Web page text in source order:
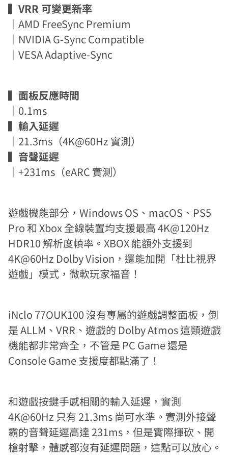
▍VRR 可變更新率
｜AMD FreeSync Premium
｜NVIDIA G-Sync Compatible
｜VESA Adaptive-Sync
▍ 面板反應時間
｜0.1ms
▍輸入延遲
｜21.3ms（4K@60Hz 實測）
▍ 音聲延遲
｜+231ms（eARC 實測）
遊戲機能部分，Windows OS、macOS、PS5
Pro 和 Xbox 全線裝置均支援最高 4K@120Hz
HDR10 解析度幀率。XBOX 能額外支援到
4K@60Hz Dolby Vision，還能加開「杜比視界
遊戲」模式，微軟玩家福音！
iNclo 77OUK100 沒有專屬的遊戲調整面板，倒
是 ALLM、VRR、遊戲的 Dolby Atmos 這類遊戲
機能都非常齊全，不管是 PC Game 還是
Console Game 支援度都點滿了！
和遊戲按鍵手感相關的輸入延遲，實測
4K@60Hz 只有 21.3ms 尚可水準。實測外接聲
霸的音聲延遲高達 231ms，但是實際揮砍、開
槍射擊，體感都沒有延遲問題，這點可以放心。